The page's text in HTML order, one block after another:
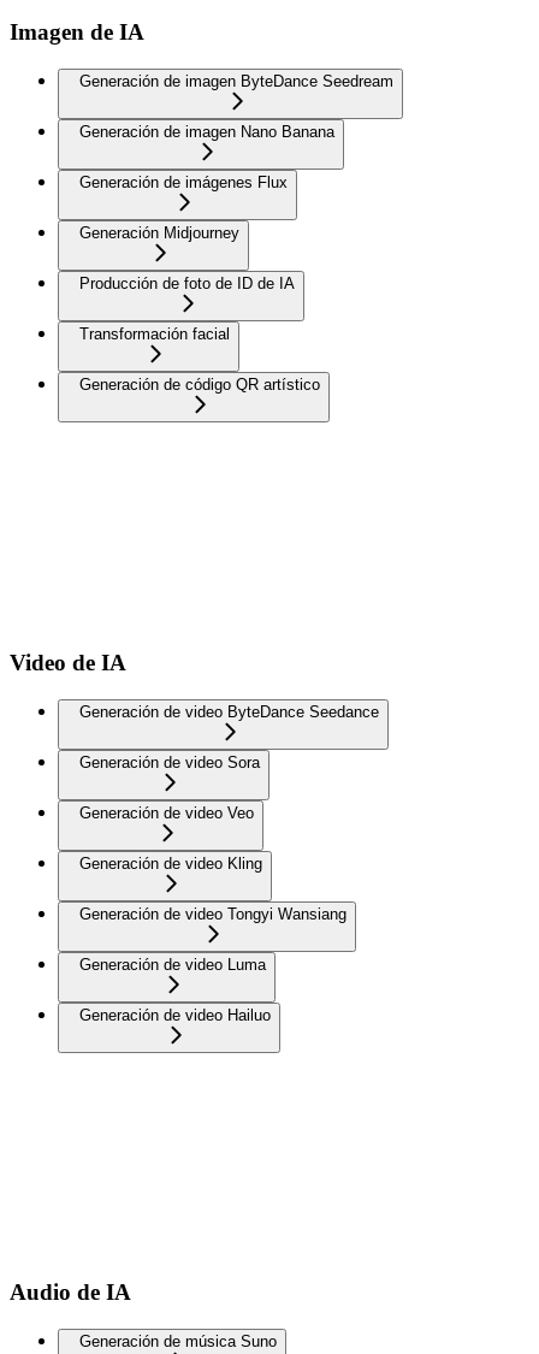
Imagen de IA
Generación de imagen ByteDance Seedream
Generación de imagen Nano Banana
Generación de imágenes Flux
Generación Midjourney
Producción de foto de ID de IA
Transformación facial
Generación de código QR artístico
Video de IA
Generación de video ByteDance Seedance
Generación de video Sora
Generación de video Veo
Generación de video Kling
Generación de video Tongyi Wansiang
Generación de video Luma
Generación de video Hailuo
Audio de IA
Generación de música Suno